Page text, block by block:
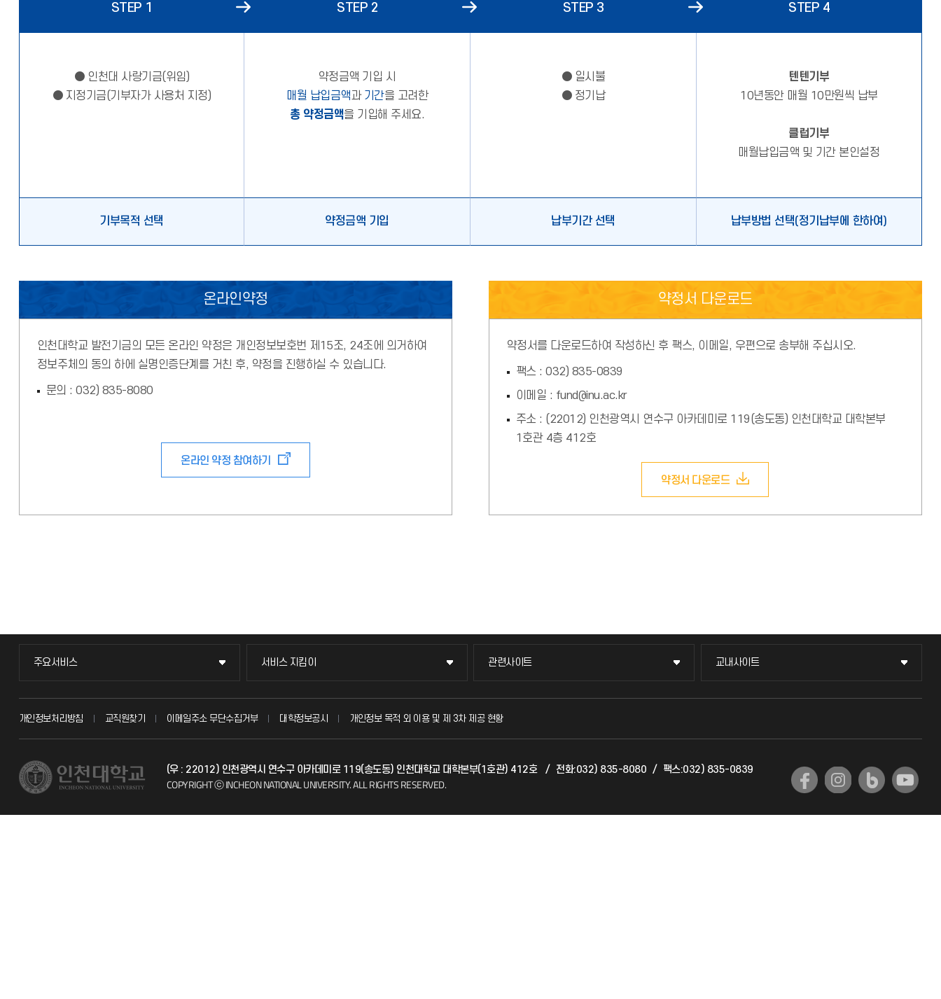
STEP 1
● 인천대 사랑기금(위임)
● 지정기금(기부자가 사용처 지정)
기부목적 선택
STEP 2
약정금액 기입 시
매월 납입금액과 기간을 고려한
총 약정금액을 기입해 주세요.
약정금액 기입
STEP 3
● 일시불
● 정기납
납부기간 선택
STEP 4
텐텐기부
10년동안 매월 10만원씩 납부
클럽기부
매월납입금액 및 기간 본인설정
납부방법 선택(정기납부에 한하여)
온라인약정
인천대학교 발전기금의 모든 온라인 약정은 개인정보보호번 제15조, 24조에 의거하여
정보주체의 동의 하에 실명인증단계를 거친 후, 약정을 진행하실 수 있습니다.
문의 : 032) 835-8080
온라인 약정 참여하기
약정서 다운로드
약정서를 다운로드하여 작성하신 후 팩스, 이메일, 우편으로 송부해 주십시오.
팩스 : 032) 835-0839
이메일 : fund@inu.ac.kr
주소 : (22012) 인천광역시 연수구 아카데미로 119(송도동) 인천대학교 대학본부
1호관 4층 412호
약정서 다운로드
주요서비스
주요서비스
교무회의방송
시설예약
서비스 지킴이
서비스 지킴이
묻고 답하기
자주 묻는 질문(FAQ)
관련사이트
관련사이트
국방헬프콜
산학협력단
교내사이트
교내사이트
교수회
국제교류과
개인정보처리방침 교직원찾기 이메일주소 무단수집거부 대학정보공시 개인정보 목적 외 이용 및 제 3차 제공 현황
(우 : 22012) 인천광역시 연수구 아카데미로 119(송도동) 인천대학교 대학본부(1호관) 412호 / 전화:032) 835-8080 / 팩스:032) 835-0839
COPYRIGHT ⓒ INCHEON NATIONAL UNIVERSITY.ALL RIGHTS RESERVED.